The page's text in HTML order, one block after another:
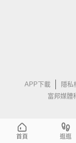
APP下載 隱私
富邦媒體
首頁 逛逛